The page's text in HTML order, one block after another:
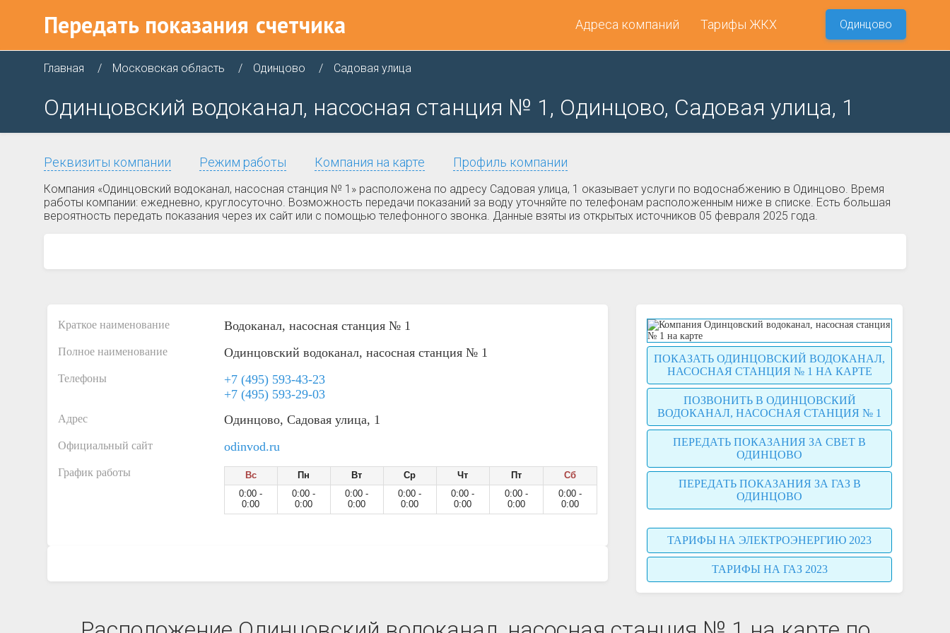
Передать показания счетчика Адреса компаний Тарифы ЖКХ Одинцово
Главная Московская область Одинцово Садовая улица
Одинцовский водоканал, насосная станция № 1, Одинцово, Садовая улица, 1
Реквизиты компании Режим работы Компания на карте Профиль компании
Компания «Одинцовский водоканал, насосная станция № 1» расположена по адресу Садовая улица, 1 оказывает услуги по водоснабжению в Одинцово. Время
работы компании: ежедневно, круглосуточно. Возможность передачи показаний за воду уточняйте по телефонам расположенным ниже в списке. Есть большая
вероятность передать показания через их сайт или с помощью телефонного звонка. Данные взяты из открытых источников 05 февраля 2025 года.
Краткое наименование Водоканал, насосная станция № 1
Полное наименование Одинцовский водоканал, насосная станция № 1
Телефоны
+7 (495) 593-43-23
+7 (495) 593-29-03
Адрес Одинцово, Садовая улица, 1
Официальный сайт odinvod.ru
График работы Вс Пн Вт Ср Чт Пт
Сб
0:00 -
0:00
0:00 -
0:00
0:00 -
0:00
0:00 -
0:00
0:00 -
0:00
0:00 -
0:00
0:00 -
0:00
ПОКАЗАТЬ ОДИНЦОВСКИЙ ВОДОКАНАЛ,
НАСОСНАЯ СТАНЦИЯ № 1 НА КАРТЕ
ПОЗВОНИТЬ В ОДИНЦОВСКИЙ
ВОДОКАНАЛ, НАСОСНАЯ СТАНЦИЯ № 1
ПЕРЕДАТЬ ПОКАЗАНИЯ ЗА СВЕТ В
ОДИНЦОВО
ПЕРЕДАТЬ ПОКАЗАНИЯ ЗА ГАЗ В
ОДИНЦОВО
ТАРИФЫ НА ЭЛЕКТРОЭНЕРГИЮ 2023
ТАРИФЫ НА ГАЗ 2023